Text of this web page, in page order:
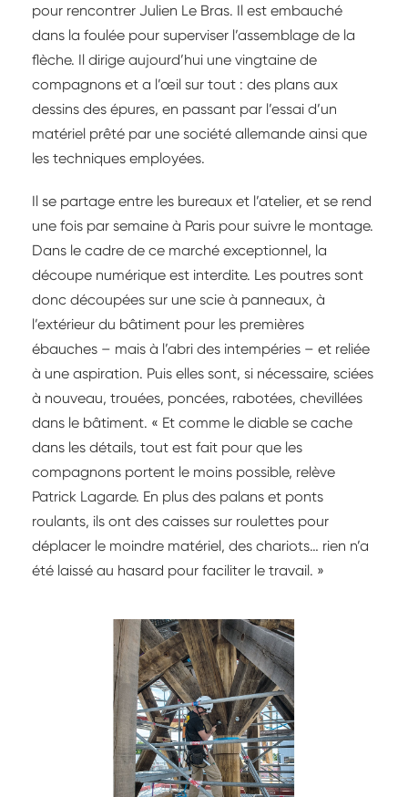
pour rencontrer Julien Le Bras. Il est embauché
dans la foulée pour superviser l’assemblage de la
flèche. Il dirige aujourd’hui une vingtaine de
compagnons et a l’œil sur tout : des plans aux
dessins des épures, en passant par l’essai d’un
matériel prêté par une société allemande ainsi que
les techniques employées.
Il se partage entre les bureaux et l’atelier, et se rend
une fois par semaine à Paris pour suivre le montage.
Dans le cadre de ce marché exceptionnel, la
découpe numérique est interdite. Les poutres sont
donc découpées sur une scie à panneaux, à
l’extérieur du bâtiment pour les premières
ébauches – mais à l’abri des intempéries – et reliée
à une aspiration. Puis elles sont, si nécessaire, sciées
à nouveau, trouées, poncées, rabotées, chevillées
dans le bâtiment. « Et comme le diable se cache
dans les détails, tout est fait pour que les
compagnons portent le moins possible, relève
Patrick Lagarde. En plus des palans et ponts
roulants, ils ont des caisses sur roulettes pour
déplacer le moindre matériel, des chariots… rien n’a
été laissé au hasard pour faciliter le travail. »